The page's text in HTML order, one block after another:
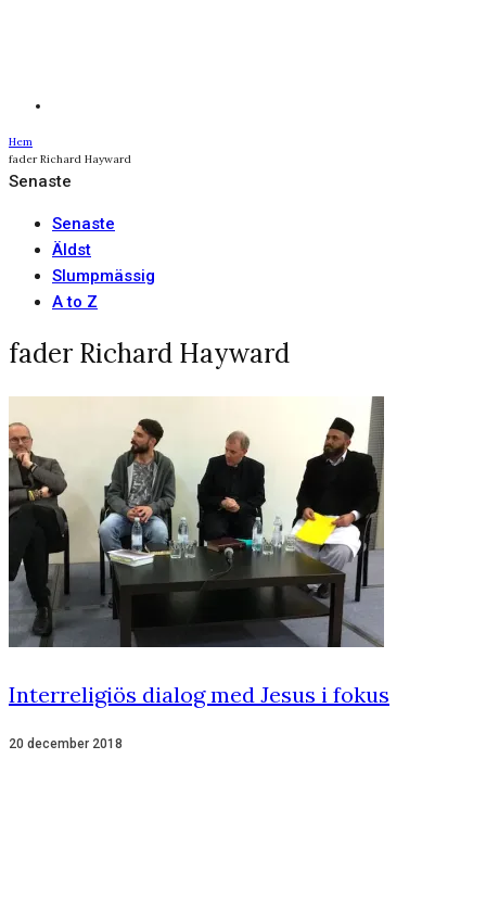
Hem
fader Richard Hayward
Senaste
Senaste
Äldst
Slumpmässig
A to Z
fader Richard Hayward
Interreligiös dialog med Jesus i fokus
20 december 2018